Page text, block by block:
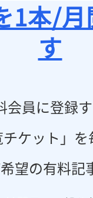
1本/
す
会員に登録
ケット」
望の有料記